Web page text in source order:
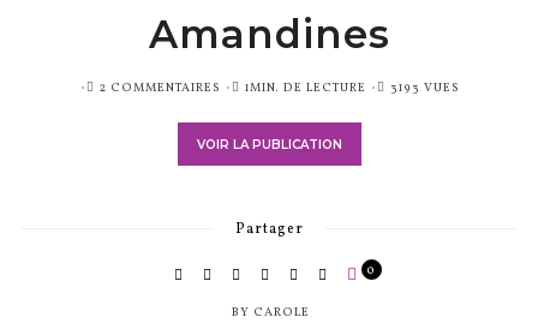
Amandines
PUBLIÉ2 COMMENTAIRES 1MIN. DE LECTURE 3193 VUES
VOIR LA PUBLICATION
Partager
BY CAROLE
0